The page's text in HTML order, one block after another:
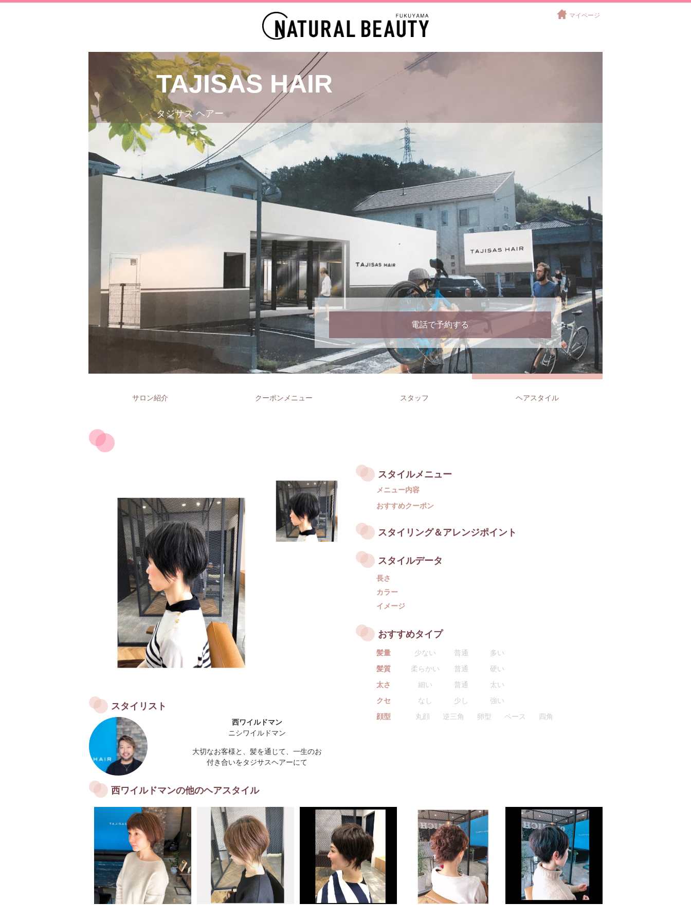
マイページ
TAJISAS HAIR
タジサス ヘアー
電話で予約する
サロン紹介 クーポンメニュー スタッフ ヘアスタイル
スタイリスト
西ワイルドマン
ニシワイルドマン
大切なお客様と、髪を通じて、一生のお
付き合いをタジサスヘアーにて
スタイルメニュー
メニュー内容
おすすめクーポン
スタイリング＆アレンジポイント
スタイルデータ
長さ
カラー
イメージ
おすすめタイプ
髪量 少ない 普通
多い
髪質
柔らかい 普通
硬い
太さ
細い 普通
太い
クセ
なし 少し
強い
顔型
丸顔 逆三角 卵型 ベース 四角
西ワイルドマンの他のヘアスタイル